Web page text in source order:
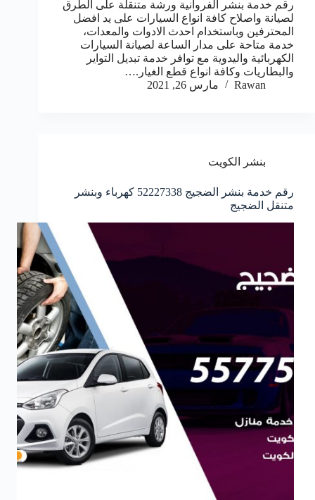
رقم خدمة بنشر الفروانية ورشة متنقلة على الطرق
لصيانة واصلاح كافة انواع السيارات على يد افضل
المحترفين وباستخدام احدث الادوات والمعدات،
خدمة متاحة على مدار الساعة لصيانة السيارات
الكهربائية واليدوية مع توافر خدمة تبديل التواير
والبطاريات وكافة انواع قطع الغيار.…
Rawan
مارس 26, 2021
بنشر الكويت
رقم خدمة بنشر الضجيج 52227338 كهرباء وبنشر
متنقل الضجيج